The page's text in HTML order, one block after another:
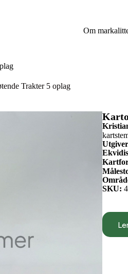
Om
Trakter 5 oplag
Utgiver
SKU: